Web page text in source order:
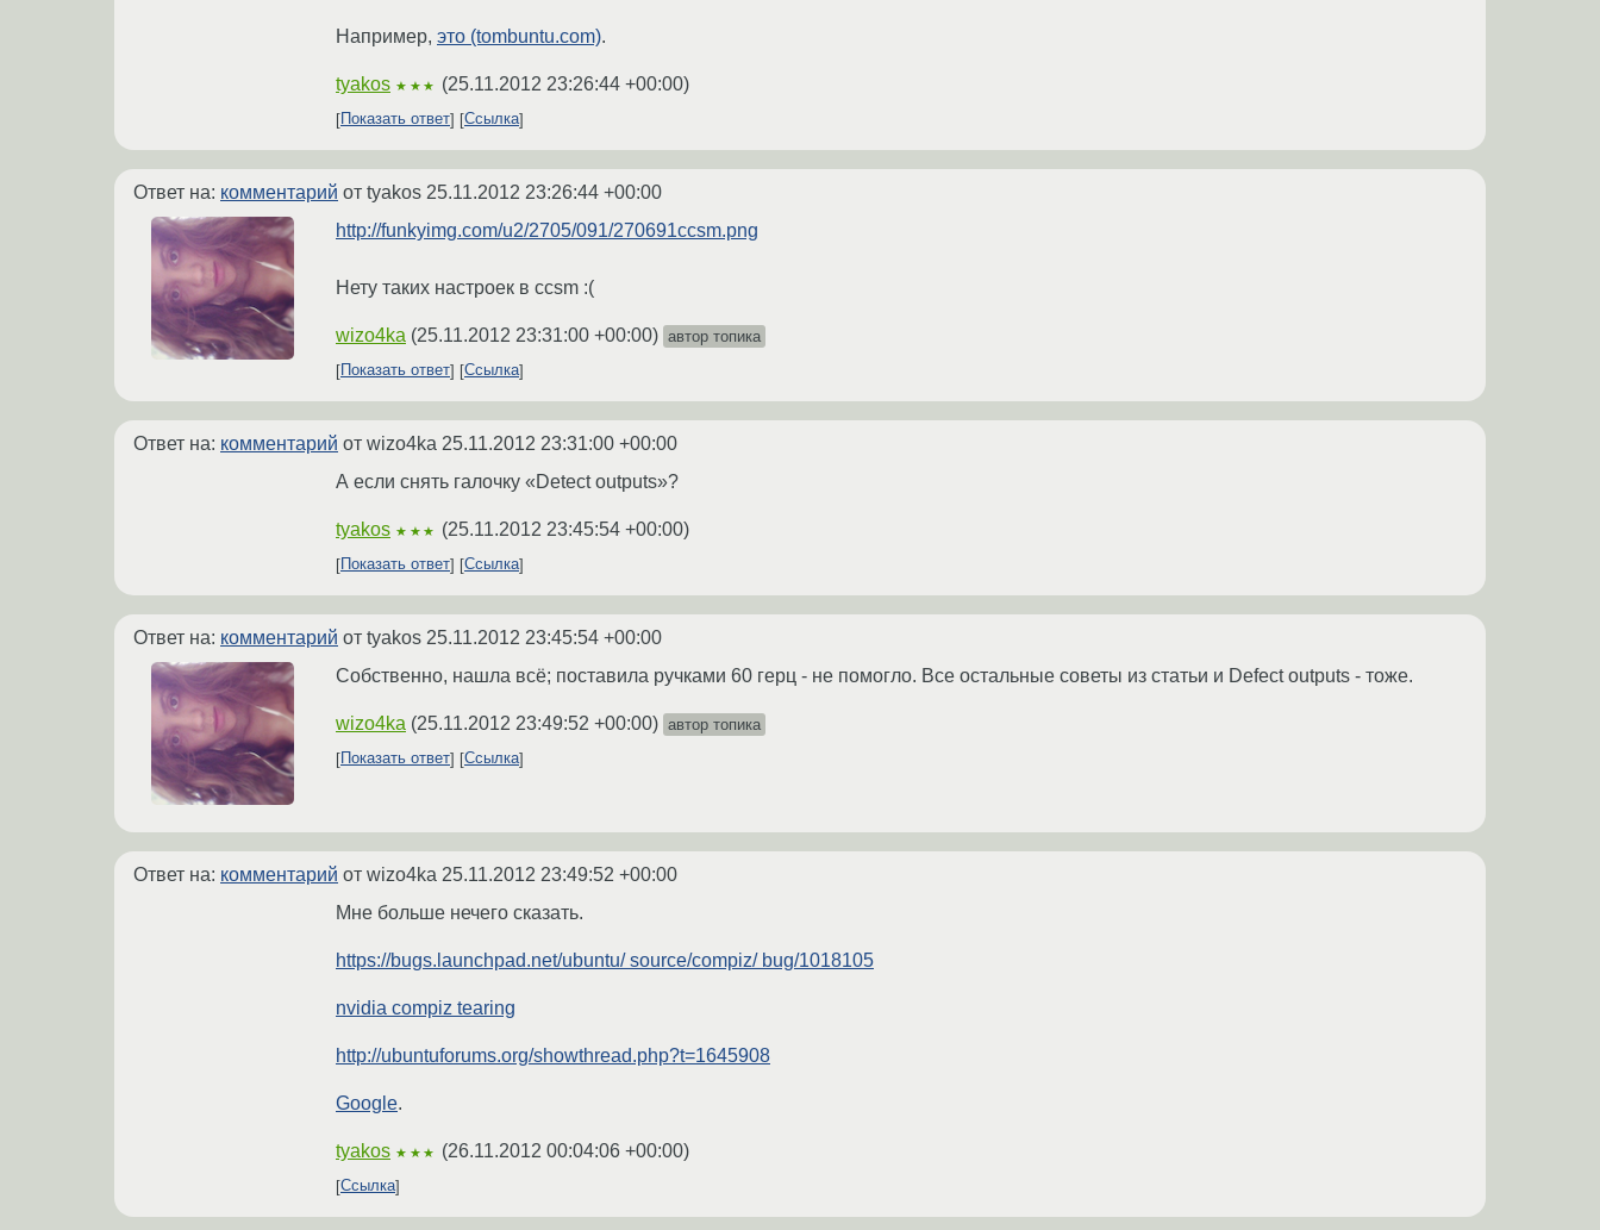
Например, это (tombuntu.com).
tyakos ★★★ (25.11.2012 23:26:44 +00:00)
Показать ответ Ссылка
Ответ на: комментарий от tyakos 25.11.2012 23:26:44 +00:00
http://funkyimg.com/u2/2705/091/270691ccsm.png
Нету таких настроек в ccsm :(
wizo4ka (25.11.2012 23:31:00 +00:00) автор топика
Показать ответ
Ссылка
Ответ на: комментарий от wizo4ka 25.11.2012 23:31:00 +00:00
А если снять галочку «Detect outputs»?
tyakos ★★★ (25.11.2012 23:45:54 +00:00)
Показать ответ Ссылка
Ответ на: комментарий от tyakos 25.11.2012 23:45:54 +00:00
Собственно, нашла всё; поставила ручками 60 герц - не помогло. Все остальные советы из статьи и Defect outputs - тоже.
wizo4ka (25.11.2012 23:49:52 +00:00) автор топика
Показать ответ
Ссылка
Ответ на: комментарий от wizo4ka 25.11.2012 23:49:52 +00:00
Мне больше нечего сказать.
https://bugs.launchpad.net/ubuntu/ source/compiz/ bug/1018105
nvidia compiz tearing
http://ubuntuforums.org/showthread.php?t=1645908
Google.
tyakos ★★★ (26.11.2012 00:04:06 +00:00)
Ссылка